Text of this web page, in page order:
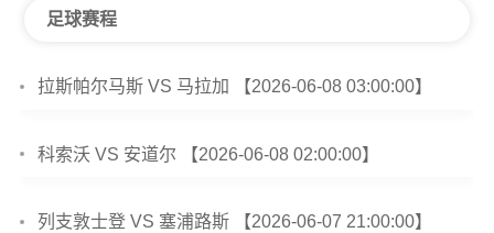
足球赛程
拉斯帕尔马斯 VS 马拉加 【2026-06-08 03:00:00】
科索沃 VS 安道尔 【2026-06-08 02:00:00】
列支敦士登 VS 塞浦路斯 【2026-06-07 21:00:00】